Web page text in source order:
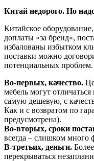
Китай недорого. Но
Китайское
доплаты «за бренд»,
избалованы избытком
поставки можно
потенциальных проблем.
Во-первых, качество.
мебель могут
самую дешевую, с
Как и с возвратом по
предусмотрена).
Во-вторых, сроки
всегда – слишком много
В-третьих, деньги.
перекрываться